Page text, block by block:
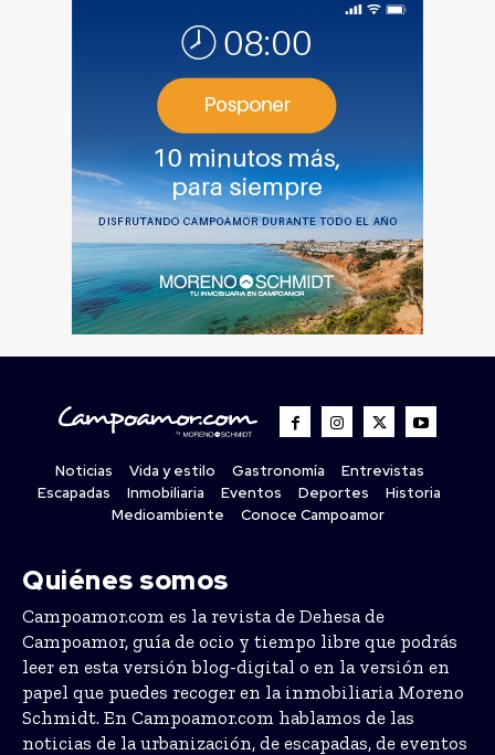
Noticias Vida y estilo Gastronomía
Entrevistas
Escapadas
Inmobiliaria Eventos Deportes
Historia
Medioambiente
Conoce Campoamor
Quiénes somos
Campoamor.com es la revista de Dehesa de
Campoamor, guía de ocio y tiempo libre que podrás
leer en esta versión blog-digital o en la versión en
papel que puedes recoger en la inmobiliaria Moreno
Schmidt. En Campoamor.com hablamos de las
noticias de la urbanización, de escapadas, de eventos